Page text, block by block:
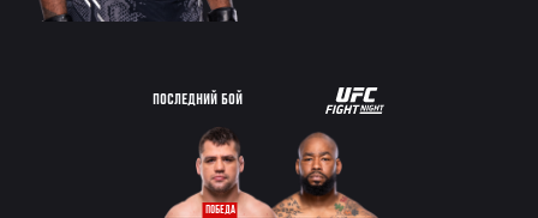
ПОСЛЕДНИЙ БОЙ
UFC
FIGHT
NIGHT
ПОБЕДА